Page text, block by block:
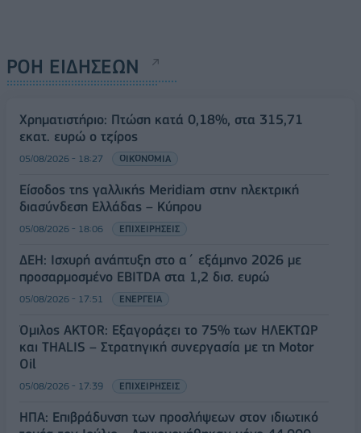
ΡΟΗ ΕΙΔΗΣΕΩΝ
Χρηματιστήριο: Πτώση κατά 0,18%, στα 315,71
εκατ. ευρώ ο τζίρος
05/08/2026 - 18:27 ΟΙΚΟΝΟΜΙΑ
Είσοδος της γαλλικής Meridiam στην ηλεκτρική
διασύνδεση Ελλάδας – Κύπρου
05/08/2026 - 18:06 ΕΠΙΧΕΙΡΗΣΕΙΣ
ΔΕΗ: Ισχυρή ανάπτυξη στο α΄ εξάμηνο 2026 με
προσαρμοσμένο EBITDA στα 1,2 δισ. ευρώ
05/08/2026 - 17:51 ΕΝΕΡΓΕΙΑ
Όμιλος AKTOR: Εξαγοράζει το 75% των ΗΛΕΚΤΩΡ
και THALIS – Στρατηγική συνεργασία με τη Motor
Oil
05/08/2026 - 17:39 ΕΠΙΧΕΙΡΗΣΕΙΣ
ΗΠΑ: Επιβράδυνση των προσλήψεων στον ιδιωτικό